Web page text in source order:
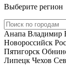
Выберите регион
Анапа Владимир
Новороссийск
Пятигорск
Липецк Чехов